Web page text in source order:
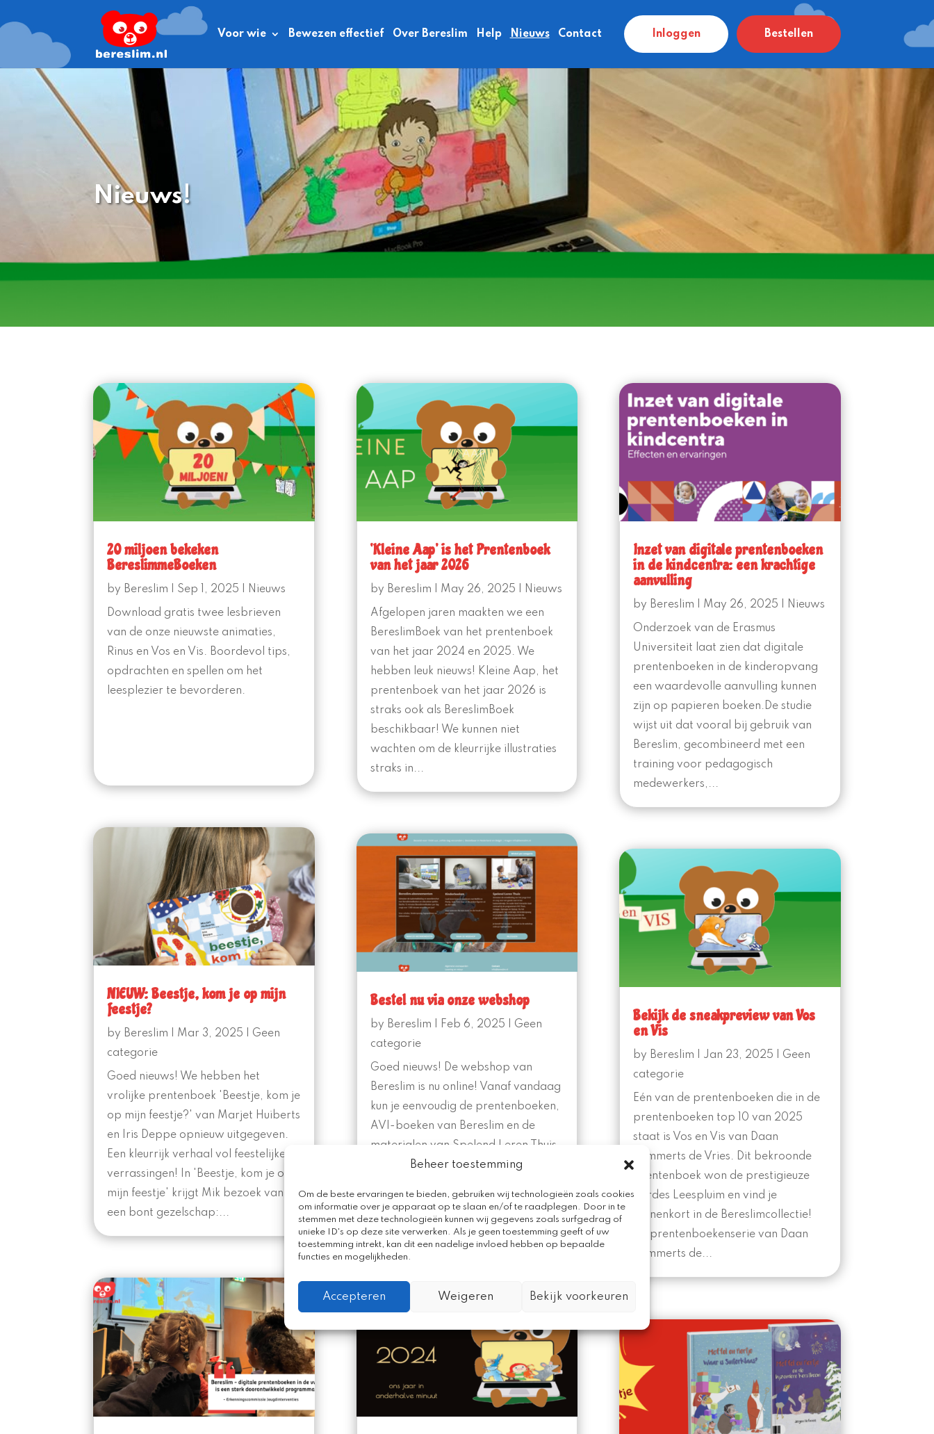
Beheer toestemming
Om de beste ervaringen te bieden, gebruiken wij technologieën zoals cookies
om informatie over je apparaat op te slaan en/of te raadplegen. Door in te
stemmen met deze technologieën kunnen wij gegevens zoals surfgedrag of
unieke ID's op deze site verwerken. Als je geen toestemming geeft of uw
toestemming intrekt, kan dit een nadelige invloed hebben op bepaalde
functies en mogelijkheden.
Accepteren Weigeren Bekijk voorkeuren
Voor wie Bewezen effectief Over Bereslim Help Nieuws Contact Inloggen Bestellen
Nieuws!
20 miljoen bekeken
BereslimmeBoeken
by Bereslim Sep 1, 2025 Nieuws
Download gratis twee lesbrieven
van de onze nieuwste animaties,
Rinus en Vos en Vis. Boordevol tips,
opdrachten en spellen om het
leesplezier te bevorderen.
NIEUW: Beestje, kom je op mijn
feestje?
by Bereslim Mar 3, 2025
Geen
categorie
Goed nieuws! We hebben het
vrolijke prentenboek 'Beestje, kom je
op mijn feestje?' van Marjet Huiberts
en Iris Deppe opnieuw uitgegeven.
Een kleurrijk verhaal vol feestelijke
verrassingen! In 'Beestje, kom je op
mijn feestje' krijgt Mik bezoek van
een bont gezelschap:...
‘Kleine Aap’ is het Prentenboek
van het jaar 2026
by Bereslim May 26, 2025 Nieuws
Afgelopen jaren maakten we een
BereslimBoek van het prentenboek
van het jaar 2024 en 2025. We
hebben leuk nieuws! Kleine Aap, het
prentenboek van het jaar 2026 is
straks ook als BereslimBoek
beschikbaar! We kunnen niet
wachten om de kleurrijke illustraties
straks in...
Bestel nu via onze webshop
by Bereslim | Feb 6, 2025 | Geen
categorie
Goed nieuws! De webshop van
Bereslim is nu online! Vanaf vandaag
kun je eenvoudig de prentenboeken,
AVI-boeken van Bereslim en de
materialen van Spelend Leren Thuis
bestellen om leren spelenderwijs
webshop en ontdek het aanbod:...
Inzet van digitale prentenboeken
in de kindcentra: een krachtige
aanvulling
by Bereslim May 26, 2025 Nieuws
Onderzoek van de Erasmus
Universiteit laat zien dat digitale
prentenboeken in de kinderopvang
een waardevolle aanvulling kunnen
zijn op papieren boeken.De studie
wijst uit dat vooral bij gebruik van
Bereslim, gecombineerd met een
training voor pedagogisch
medewerkers,...
Bekijk de sneakpreview van Vos
en Vis
by Bereslim | Jan 23, 2025 | Geen
categorie
Eén van de prentenboeken die in de
prentenboeken top 10 van 2025
staat is Vos en Vis van Daan
Remmerts de Vries. Dit bekroonde
prentenboek won de prestigieuze
Sardes Leespluim en vind je
binnenkort in de Bereslimcollectie!
De prentenboekenserie van Daan
Remmerts de...